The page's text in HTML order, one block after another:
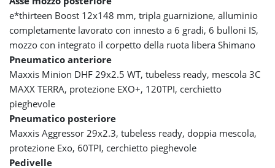
e*thirteen Boost 12x148 mm, tripla guarnizione, alluminio
completamente lavorato con innesto a 6 gradi, 6 bulloni IS,
mozzo con integrato il corpetto della ruota libera Shimano
Pneumatico anteriore
Maxxis Minion DHF 29x2.5 WT, tubeless ready, mescola 3C
MAXX TERRA, protezione EXO+, 120TPI, cerchietto
pieghevole
Pneumatico posteriore
Maxxis Aggressor 29x2.3, tubeless ready, doppia mescola,
protezione Exo, 60TPI, cerchietto pieghevole
Pedivelle